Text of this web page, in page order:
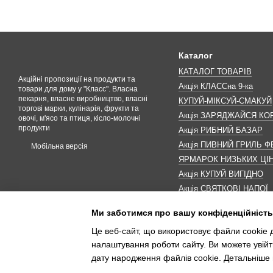
Акційні пропозиції на продукти та
товари для дому у "Класс". Власна
пекарня, власне виробництво, власні
торгові марки, кулінарія, фрукти та
овочі, м'ясо та птиця, кісло-молочні
продукти
Мобільна версія
Каталог
КАТАЛОГ ТОВАРІВ
Акція КЛАССна 9-ка
КУПУЙ-МІКСУЙ-СМАКУЙ
Акція ЗАРЯДЖАЙСЯ
Акція РИБНИЙ БАЗАР
Акція ПИВНИЙ ГРИЛЬ
ЯРМАРОК НИЗЬКИХ
Акція КУПУЙ ВИГІДНО
Акція СВЯТКОВІ НАПОЇ
Акція ДО МАКОВЕЯ
ІНШІ АКЦІЇ
Ми заботимся про вашу конфіденційність
Це веб-сайт, що використовує файли cookie
налаштування роботи сайту. Ви можете
дату народження файлів cookie. Детальніше